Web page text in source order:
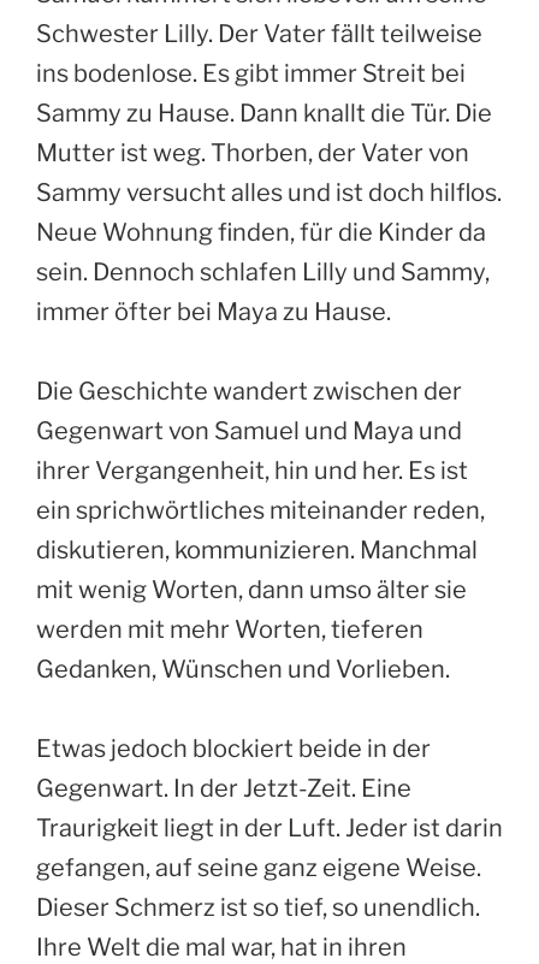
Schwester Lilly. Der Vater fällt teilweise
ins bodenlose. Es gibt immer Streit bei
Sammy zu Hause. Dann knallt die Tür. Die
Mutter ist weg. Thorben, der Vater von
Sammy versucht alles und ist doch hilflos.
Neue Wohnung finden, für die Kinder da
sein. Dennoch schlafen Lilly und Sammy,
immer öfter bei Maya zu Hause.
Die Geschichte wandert zwischen der
Gegenwart von Samuel und Maya und
ihrer Vergangenheit, hin und her. Es ist
ein sprichwörtliches miteinander reden,
diskutieren, kommunizieren. Manchmal
mit wenig Worten, dann umso älter sie
werden mit mehr Worten, tieferen
Gedanken, Wünschen und Vorlieben.
Etwas jedoch blockiert beide in der
Gegenwart. In der Jetzt-Zeit. Eine
Traurigkeit liegt in der Luft. Jeder ist darin
gefangen, auf seine ganz eigene Weise.
Dieser Schmerz ist so tief, so unendlich.
Ihre Welt die mal war, hat in ihren